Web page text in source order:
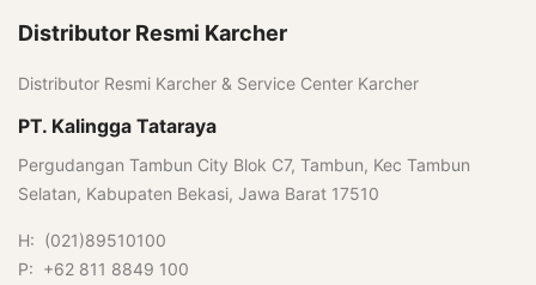
Distributor Resmi Karcher
Distributor Resmi Karcher & Service Center Karcher
PT. Kalingga Tataraya
Pergudangan Tambun City Blok C7, Tambun, Kec Tambun
Selatan, Kabupaten Bekasi, Jawa Barat 17510
H: (021)89510100
P: +62 811 8849 100